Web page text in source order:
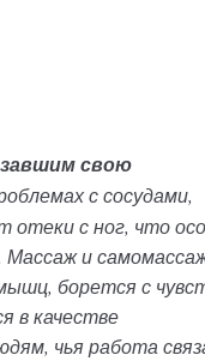
свою
с сосудами,
отеки с ног, что
и
борется с
в качестве
чья работа